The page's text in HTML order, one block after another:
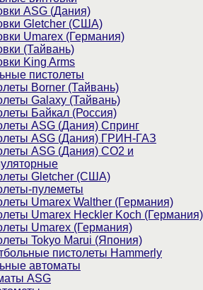
ASG (Дания)
Gletcher (США)
Umarex (Германия)
(Тайвань)
King Arms
пистолеты
Borner (Тайвань)
Galaxy (Тайвань)
Байкал (Россия)
ASG (Дания) Спринг
ASG (Дания) ГРИН-ГАЗ
ASG (Дания) CO2 и
Gletcher (США)
пулеметы
Umarex Walther (Германия)
Umarex Heckler Koch (Германия)
Umarex (Германия)
Tokyo Marui (Япония)
пистолеты Hammerly
автоматы
ASG